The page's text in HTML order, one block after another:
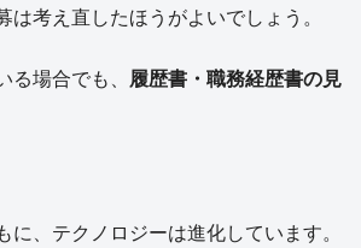
は考え直したほうがよいでしょう。
る場合でも、
履歴書・職務経歴書の見
に、テクノロジーは進化しています。